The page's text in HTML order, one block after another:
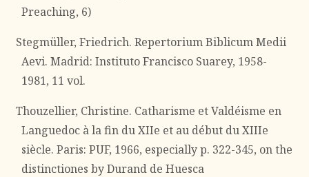
Preaching, 6)
Stegmüller, Friedrich. Repertorium Biblicum Medii
Aevi. Madrid: Instituto Francisco Suarey, 1958-
1981, 11 vol.
Thouzellier, Christine. Catharisme et Valdéisme en
Languedoc à la fin du XIIe et au début du XIIIe
siècle. Paris: PUF, 1966, especially p. 322-345, on the
distinctiones by Durand de Huesca